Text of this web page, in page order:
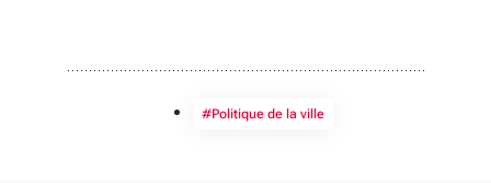
#Politique de la ville